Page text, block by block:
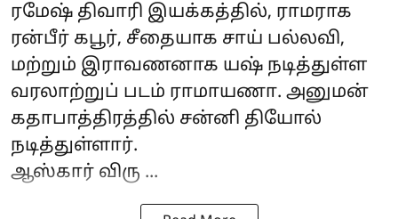
ரமேஷ் திவாரி இயக்கத்தில், ராமராக
ரன்பீர் கபூர், சீதையாக சாய் பல்லவி,
மற்றும் இராவணனாக யஷ் நடித்துள்ள
வரலாற்றுப் படம் ராமாயணா. அனுமன்
கதாபாத்திரத்தில் சன்னி தியோல்
நடித்துள்ளார்.
ஆஸ்கார் விரு ...